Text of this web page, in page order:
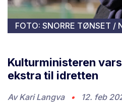
FOTO: SNORRE TØNSET /
Kulturministeren
ekstra til idretten
AvKari Langva • 12. feb